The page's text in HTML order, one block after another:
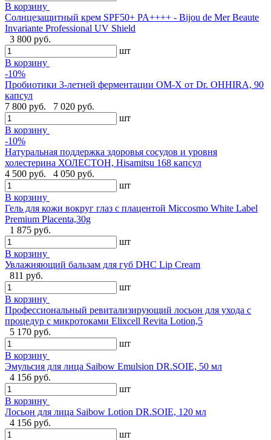
В корзину
Cолнцезащитный крем SPF50+ PA++++ - Bijou de Mer Beaute
Invariante Professional UV Shield
3 800 руб.
шт
В корзину
-10%
Пробиотики 3-летней ферментации OM-X от Dr. OHHIRA, 90
капсул
7 800 руб.
7 020 руб.
шт
В корзину
-10%
Натуральная поддержка здоровья сосудов и уровня
холестерина ХОЛЕСТОН, Hisamitsu 168 капсул
4 500 руб.
4 050 руб.
шт
В корзину
Гель для кожи вокруг глаз с плацентой Miccosmo White Label
Premium Placenta,30g
1 875 руб.
шт
В корзину
Увлажняющий бальзам для губ DHC Lip Cream
811 руб.
шт
В корзину
Профессиональный ревитализирующий лосьон для ухода с
процедур с микротоками Elixcell Revita Lotion,5
5 170 руб.
шт
В корзину
Эмульсия для лица Saibow Emulsion DR.SOIE, 50 мл
4 156 руб.
шт
В корзину
Лосьон для лица Saibow Lotion DR.SOIE, 120 мл
4 156 руб.
шт